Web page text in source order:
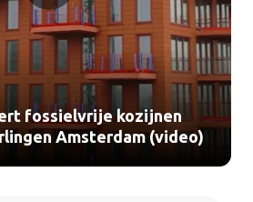
fossielvrije kozijnen
Amsterdam (video)